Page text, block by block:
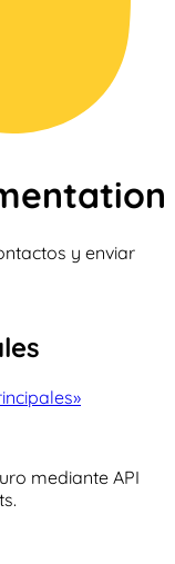
y enviar
mediante API